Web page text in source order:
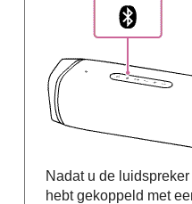
Nadat u de
hebt gekoppeld met